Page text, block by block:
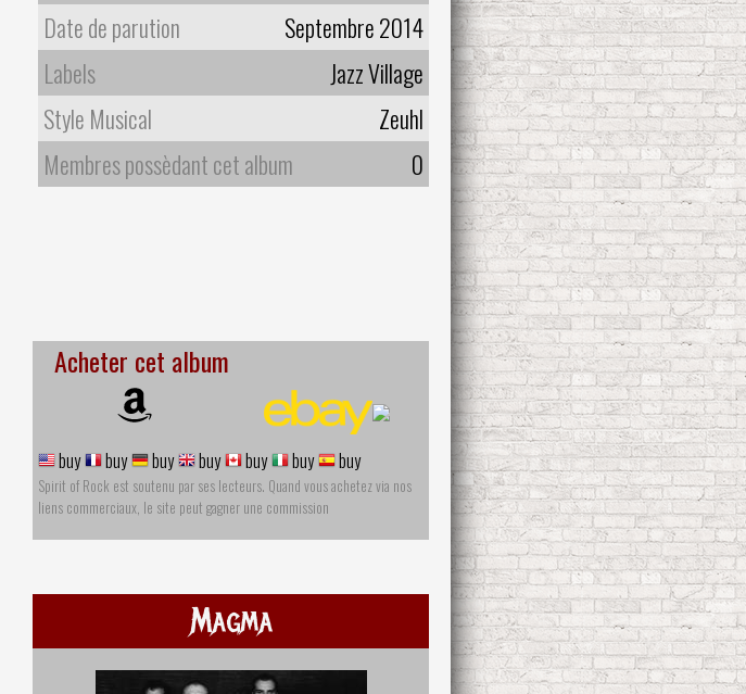
Date de parution
Septembre 2014
Labels
Jazz Village
Style Musical
Zeuhl
Membres possèdant cet album
0
Acheter cet album
buy buy buy buy buy buy buy
Spirit of Rock est soutenu par ses lecteurs. Quand vous achetez via nos
liens commerciaux, le site peut gagner une commission
Magma